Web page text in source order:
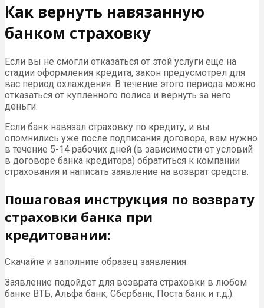
Как вернуть навязанную
банком страховку
Если вы не смогли отказаться от этой услуги еще на
стадии оформления кредита, закон предусмотрел для
вас период охлаждения. В течение этого периода можно
отказаться от купленного полиса и вернуть за него
деньги.
Если банк навязал страховку по кредиту, и вы
опомнились уже после подписания договора, вам нужно
в течение 5-14 рабочих дней (в зависимости от условий
в договоре банка кредитора) обратиться к компании
страхования и написать заявление на возврат средств.
Пошаговая инструкция по возврату
страховки банка при
кредитовании:
Скачайте и заполните образец заявления
Заявление подойдет для возврата страховки в любом
банке ВТБ, Альфа банк, Сбербанк, Поста банк и т.д.).